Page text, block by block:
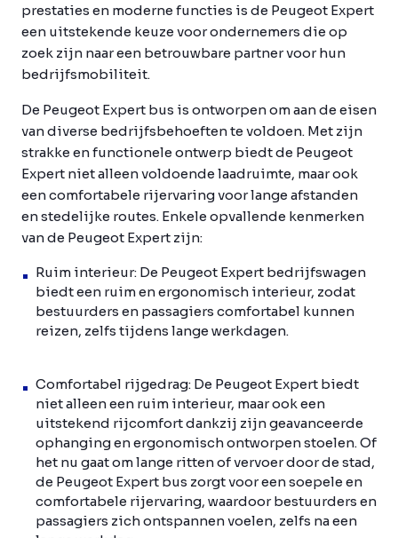
prestaties en moderne functies is de Peugeot Expert
een uitstekende keuze voor ondernemers die op
zoek zijn naar een betrouwbare partner voor hun
bedrijfsmobiliteit.
De Peugeot Expert bus is ontworpen om aan de eisen
van diverse bedrijfsbehoeften te voldoen. Met zijn
strakke en functionele ontwerp biedt de Peugeot
Expert niet alleen voldoende laadruimte, maar ook
een comfortabele rijervaring voor lange afstanden
en stedelijke routes. Enkele opvallende kenmerken
van de Peugeot Expert zijn:
Ruim interieur: De Peugeot Expert bedrijfswagen
biedt een ruim en ergonomisch interieur, zodat
bestuurders en passagiers comfortabel kunnen
reizen, zelfs tijdens lange werkdagen.
Comfortabel rijgedrag: De Peugeot Expert biedt
niet alleen een ruim interieur, maar ook een
uitstekend rijcomfort dankzij zijn geavanceerde
ophanging en ergonomisch ontworpen stoelen. Of
het nu gaat om lange ritten of vervoer door de stad,
de Peugeot Expert bus zorgt voor een soepele en
comfortabele rijervaring, waardoor bestuurders en
passagiers zich ontspannen voelen, zelfs na een